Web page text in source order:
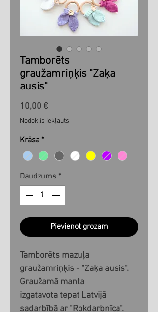
Tamborēts
graužamriņķis "Zaķa
ausis"
10,00 €Cena
Nodoklis iekļauts
Krāsa *
Daudzums *
Pievienot grozam
Tamborēts mazuļa
graužamriņķis - "Zaķa ausis".
Graužamā manta
izgatavota tepat Latvijā
sadarbībā ar "Rokdarbnīca".